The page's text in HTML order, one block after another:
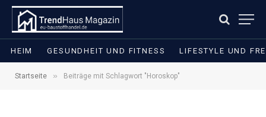
HEIM GESUNDHEIT UND FITNESS LIFESTYLE UND
Startseite » Beiträge mit Schlagwort "Horoskop"